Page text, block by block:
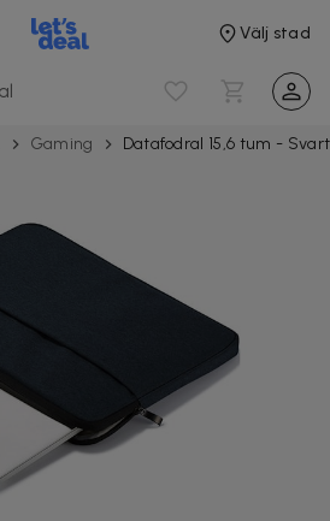
Välj stad
Gaming Datafodral 15,6 tum - Svart